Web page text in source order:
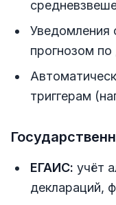
Уведомления
прогнозом
триггерам
ЕГАИС: учёт
деклараций,